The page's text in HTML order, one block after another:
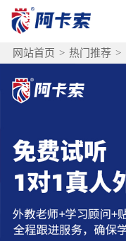
网站首页 > 热门推荐 >